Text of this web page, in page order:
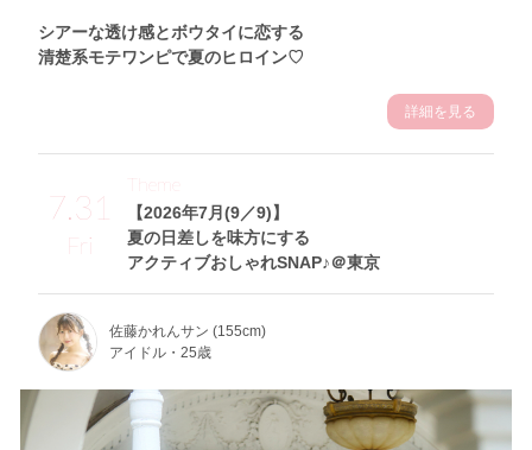
シアーな透け感とボウタイに恋する
清楚系モテワンピで夏のヒロイン♡
詳細を見る
7.31
Fri
【2026年7月(9／9)】
夏の日差しを味方にする
アクティブおしゃれSNAP♪＠東京
Theme
佐藤かれんサン (155cm)
アイドル・25歳